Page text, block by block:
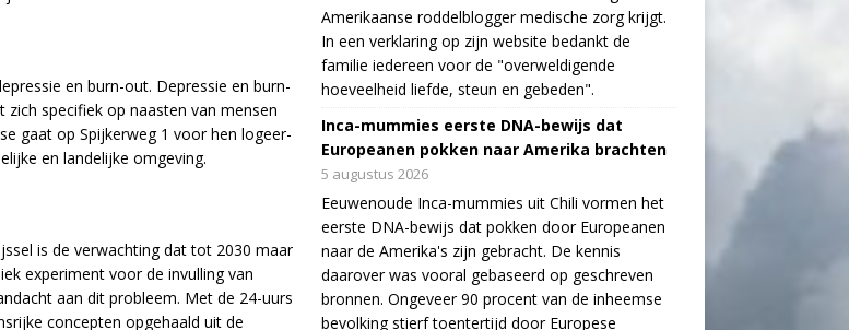
en burn-out. Depressie en burn-
specifiek op naasten van mensen
gaat op Spijkerweg 1 voor hen logeer-
en landelijke omgeving.
is de verwachting dat tot 2030 maar
experiment voor de invulling van
aan dit probleem. Met de 24-uurs
concepten opgehaald uit de
Amerikaanse roddelblogger medische zorg krijgt.
In een verklaring op zijn website bedankt de
familie iedereen voor de "overweldigende
hoeveelheid liefde, steun en gebeden".
Inca-mummies eerste DNA-bewijs dat
Europeanen pokken naar Amerika brachten
5 augustus 2026
Eeuwenoude Inca-mummies uit Chili vormen het
eerste DNA-bewijs dat pokken door Europeanen
naar de Amerika's zijn gebracht. De kennis
daarover was vooral gebaseerd op geschreven
bronnen. Ongeveer 90 procent van de inheemse
bevolking stierf toentertijd door Europese